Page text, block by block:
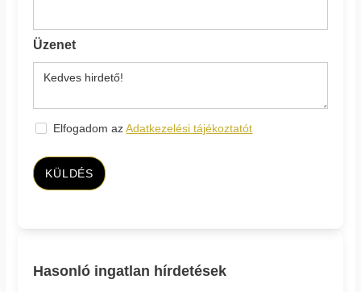
Üzenet
Elfogadom azAdatkezelési tájékoztatót
KÜLDÉS
Hasonló ingatlan hírdetések